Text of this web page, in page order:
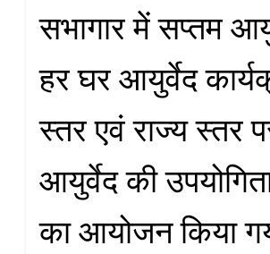
सभागार में सप्तम
हर घर आयुर्वेद
स्तर एवं राज्य स्तर
आयुर्वेद की
का आयोजन किया